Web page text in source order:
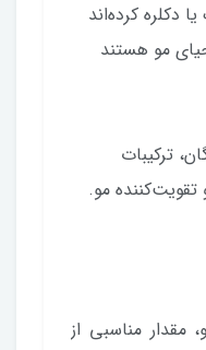
دکلره کرده‌اند
مو هستند
ترکیبات
تقویت‌کننده مو.
مناسبی از